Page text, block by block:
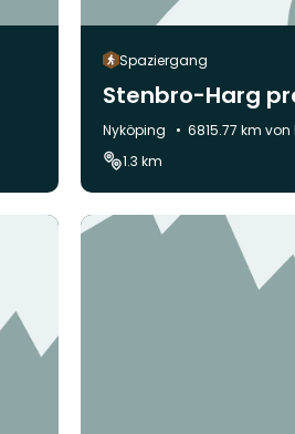
Spaziergang
Stenbro-Harg
Gemeinde:
Nyköping
6815.77 km
1.3 km